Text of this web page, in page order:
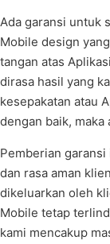
Ada garansi untuk
Mobile design
tangan atas
dirasa hasil yang
kesepakatan atau
dengan baik, maka
Pemberian
dan rasa aman
dikeluarkan oleh
Mobile tetap
kami mencakup